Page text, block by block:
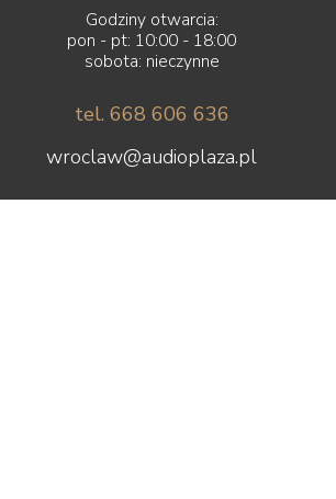
Godziny otwarcia:
pon - pt: 10:00 - 18:00
sobota: nieczynne
tel. 668 606 636
wroclaw@audioplaza.pl